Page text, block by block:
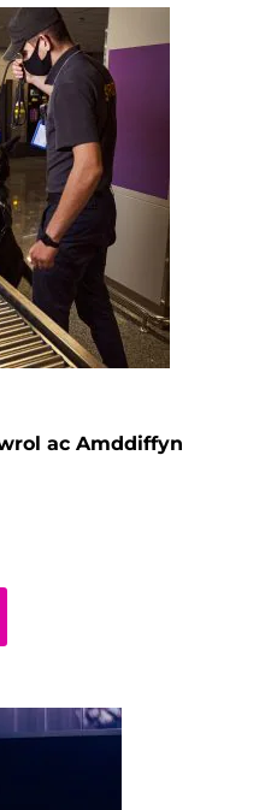
ac Amddiffyn